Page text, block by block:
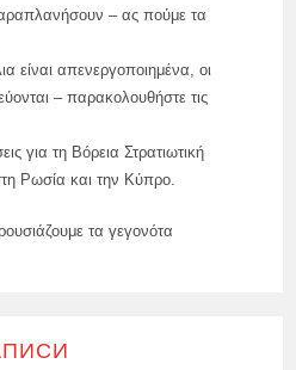
– ας πούμε τα
είναι απενεργοποιημένα, οι
– παρακολουθήστε τις
για τη Βόρεια Στρατιωτική
Ρωσία και την Κύπρο.
τα γεγονότα